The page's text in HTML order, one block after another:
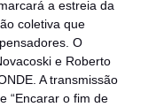
a estreia da
coletiva que
O
e Roberto
A transmissão
“Encarar o fim de